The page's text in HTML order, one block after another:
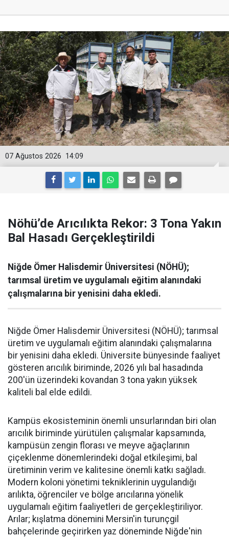
14:09
07 Ağustos 2026
Nöhü’de Arıcılıkta Rekor: 3 Tona Yakın
Bal Hasadı Gerçekleştirildi
Niğde Ömer Halisdemir Üniversitesi (NÖHÜ);
tarımsal üretim ve uygulamalı eğitim alanındaki
çalışmalarına bir yenisini daha ekledi.
Niğde Ömer Halisdemir Üniversitesi (NÖHÜ); tarımsal
üretim ve uygulamalı eğitim alanındaki çalışmalarına
bir yenisini daha ekledi. Üniversite bünyesinde faaliyet
gösteren arıcılık biriminde, 2026 yılı bal hasadında
200'ün üzerindeki kovandan 3 tona yakın yüksek
kaliteli bal elde edildi.
Kampüs ekosisteminin önemli unsurlarından biri olan
arıcılık biriminde yürütülen çalışmalar kapsamında,
kampüsün zengin florası ve meyve ağaçlarının
çiçeklenme dönemlerindeki doğal etkileşimi, bal
üretiminin verim ve kalitesine önemli katkı sağladı.
Modern koloni yönetimi tekniklerinin uygulandığı
arılıkta, öğrenciler ve bölge arıcılarına yönelik
uygulamalı eğitim faaliyetleri de gerçekleştiriliyor.
Arılar; kışlatma dönemini Mersin'in turunçgil
bahçelerinde geçirirken yaz döneminde Niğde'nin